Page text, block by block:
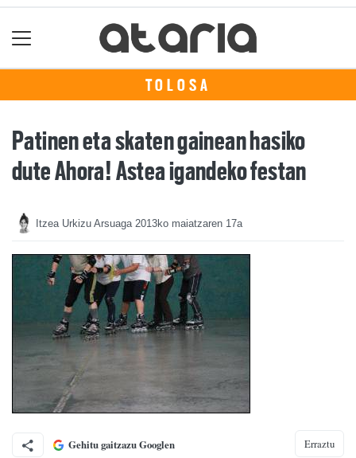
TOLOSA
Patinen eta skaten gainean hasiko
dute Ahora! Astea igandeko festan
Itzea Urkizu Arsuaga 2013ko maiatzaren 17a
Gehitu gaitzazu Googlen Erraztu